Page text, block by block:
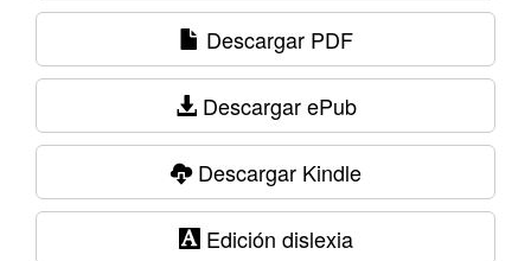
Descargar PDF
Descargar ePub
Descargar Kindle
Edición dislexia